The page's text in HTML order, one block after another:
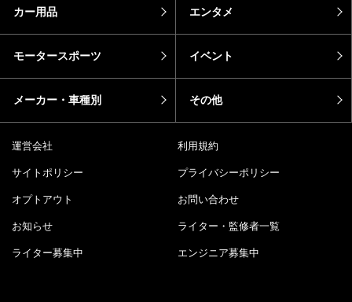
カー用品 エンタメ
モータースポーツ イベント
メーカー・車種別 その他
運営会社 利用規約
サイトポリシー プライバシーポリシー
オプトアウト お問い合わせ
お知らせ ライター・監修者一覧
ライター募集中 エンジニア募集中